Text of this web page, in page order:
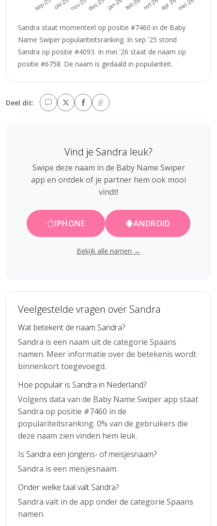
Sandra staat momenteel op positie #7460 in de Baby
Name Swiper populariteitsranking. In sep '25 stond
Sandra op positie #4093. In mei '26 staat de naam op
positie #6758. De naam is gedaald in populariteit.
Deel dit:
Vind je Sandra leuk?
Swipe deze naam in de Baby Name Swiper
app en ontdek of je partner hem ook mooi
vindt!
IPHONE ANDROID
Bekijk alle namen →
Veelgestelde vragen over Sandra
Wat betekent de naam Sandra?
Sandra is een naam uit de categorie Spaans
namen. Meer informatie over de betekenis wordt
binnenkort toegevoegd.
Hoe populair is Sandra in Nederland?
Volgens data van de Baby Name Swiper app staat
Sandra op positie #7460 in de
populariteitsranking. 0% van de gebruikers die
deze naam zien vinden hem leuk.
Is Sandra een jongens- of meisjesnaam?
Sandra is een meisjesnaam.
Onder welke taal valt Sandra?
Sandra valt in de app onder de categorie Spaans
namen.